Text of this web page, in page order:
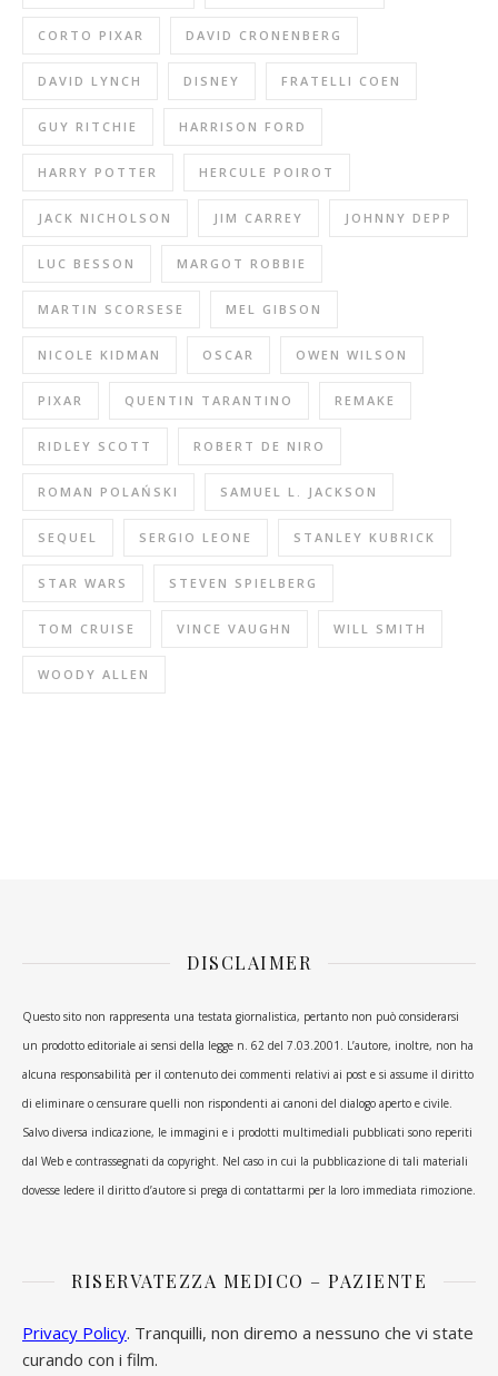
CORTO PIXAR DAVID CRONENBERG
DAVID LYNCH DISNEY FRATELLI COEN
GUY RITCHIE HARRISON FORD
HARRY POTTER HERCULE POIROT
JACK NICHOLSON JIM CARREY JOHNNY DEPP
LUC BESSON MARGOT ROBBIE
MARTIN SCORSESE MEL GIBSON
NICOLE KIDMAN OSCAR OWEN WILSON
PIXAR QUENTIN TARANTINO REMAKE
RIDLEY SCOTT ROBERT DE NIRO
ROMAN POLAŃSKI SAMUEL L. JACKSON
SEQUEL SERGIO LEONE STANLEY KUBRICK
STAR WARS STEVEN SPIELBERG
TOM CRUISE VINCE VAUGHN WILL SMITH
WOODY ALLEN
DISCLAIMER
Questo sito non rappresenta una testata giornalistica, pertanto non può considerarsi
un prodotto editoriale ai sensi della legge n. 62 del 7.03.2001. L’autore, inoltre, non ha
alcuna responsabilità per il contenuto dei commenti relativi ai post e si assume il diritto
di eliminare o censurare quelli non rispondenti ai canoni del dialogo aperto e civile.
Salvo diversa indicazione, le immagini e i prodotti multimediali pubblicati sono reperiti
dal Web e contrassegnati da copyright. Nel caso in cui la pubblicazione di tali materiali
dovesse ledere il diritto d’autore si prega di contattarmi per la loro immediata rimozione.
RISERVATEZZA MEDICO – PAZIENTE
Privacy Policy. Tranquilli, non diremo a nessuno che vi state
curando con i film.